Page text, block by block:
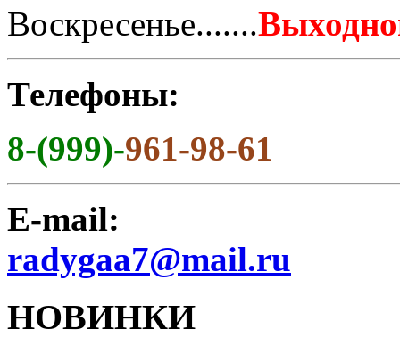
Воскресенье.......
Телефоны:
8-(999)-961-98-61
E-mail:
radygaa7@mail.ru
НОВИНКИ